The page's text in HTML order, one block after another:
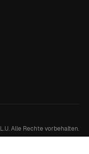
Alle Rechte vorbehalten.